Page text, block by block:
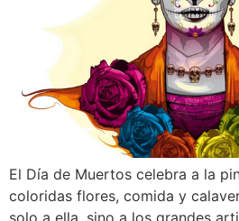
El Día de Muertos celebra a la
coloridas flores, comida y
solo a ella, sino a los grandes